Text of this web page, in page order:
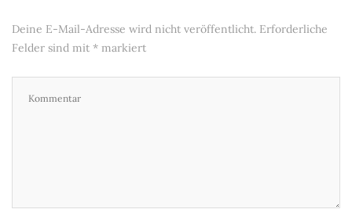
Deine E-Mail-Adresse wird nicht veröffentlicht. Erforderliche
Felder sind mit * markiert